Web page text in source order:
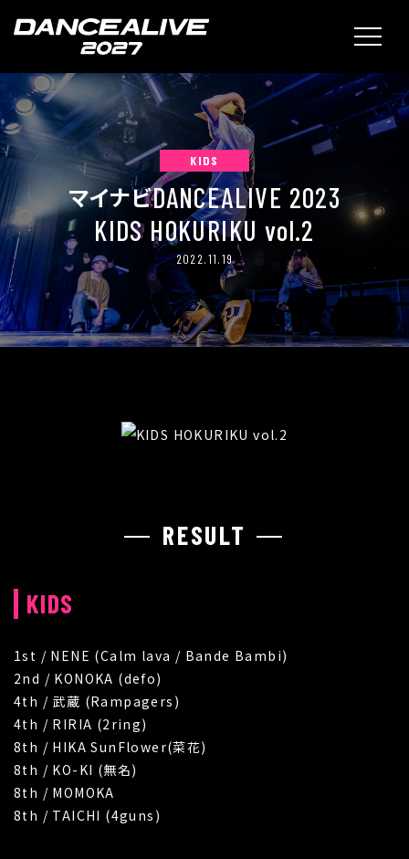
KIDS
マイナビDANCEALIVE 2023
KIDS HOKURIKU vol.2
2022.11.19
RESULT
KIDS
1st / NENE (Calm lava / Bande Bambi)
2nd / KONOKA (defo)
4th / 武蔵 (Rampagers)
4th / RIRIA (2ring)
8th / HIKA SunFlower(菜花)
8th / KO-KI (無名)
8th / MOMOKA
8th / TAICHI (4guns)